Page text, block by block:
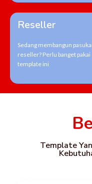
Reseller
Sedang membangun
reseller? Perlu banget pakai
template ini
Template